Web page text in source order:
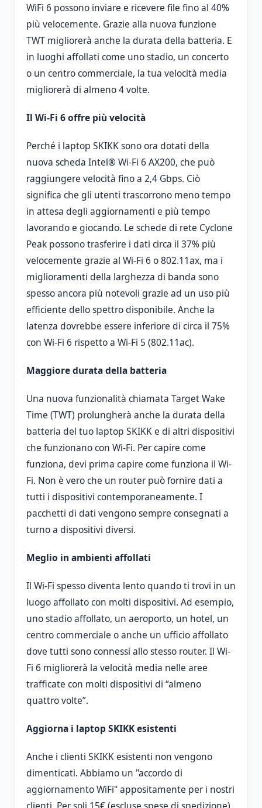
WiFi 6 possono inviare e ricevere file fino al 40%
più velocemente. Grazie alla nuova funzione
TWT migliorerà anche la durata della batteria. E
in luoghi affollati come uno stadio, un concerto
o un centro commerciale, la tua velocità media
migliorerà di almeno 4 volte.
Il Wi-Fi 6 offre più velocità
Perché i laptop SKIKK sono ora dotati della
nuova scheda Intel® Wi-Fi 6 AX200, che può
raggiungere velocità fino a 2,4 Gbps. Ciò
significa che gli utenti trascorrono meno tempo
in attesa degli aggiornamenti e più tempo
lavorando e giocando. Le schede di rete Cyclone
Peak possono trasferire i dati circa il 37% più
velocemente grazie al Wi-Fi 6 o 802.11ax, ma i
miglioramenti della larghezza di banda sono
spesso ancora più notevoli grazie ad un uso più
efficiente dello spettro disponibile. Anche la
latenza dovrebbe essere inferiore di circa il 75%
con Wi-Fi 6 rispetto a Wi-Fi 5 (802.11ac).
Maggiore durata della batteria
Una nuova funzionalità chiamata Target Wake
Time (TWT) prolungherà anche la durata della
batteria del tuo laptop SKIKK e di altri dispositivi
che funzionano con Wi-Fi. Per capire come
funziona, devi prima capire come funziona il Wi-
Fi. Non è vero che un router può fornire dati a
tutti i dispositivi contemporaneamente. I
pacchetti di dati vengono sempre consegnati a
turno a dispositivi diversi.
Meglio in ambienti affollati
Il Wi-Fi spesso diventa lento quando ti trovi in ​​un
luogo affollato con molti dispositivi. Ad esempio,
uno stadio affollato, un aeroporto, un hotel, un
centro commerciale o anche un ufficio affollato
dove tutti sono connessi allo stesso router. Il Wi-
Fi 6 migliorerà la velocità media nelle aree
trafficate con molti dispositivi di “almeno
quattro volte”.
Aggiorna i laptop SKIKK esistenti
Anche i clienti SKIKK esistenti non vengono
dimenticati. Abbiamo un "accordo di
aggiornamento WiFi" appositamente per i nostri